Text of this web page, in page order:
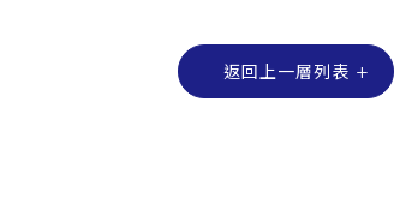
返回上一層列表